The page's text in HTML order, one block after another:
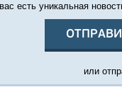
есть уникальная
или